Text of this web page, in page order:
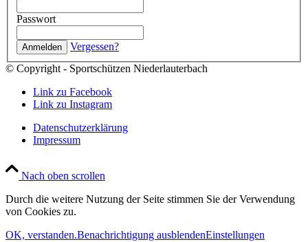
Passwort
Vergessen?
© Copyright - Sportschützen Niederlauterbach
Link zu Facebook
Link zu Instagram
Datenschutzerklärung
Impressum
Nach oben scrollen
Durch die weitere Nutzung der Seite stimmen Sie der Verwendung
von Cookies zu.
OK, verstanden.Benachrichtigung ausblendenEinstellungen